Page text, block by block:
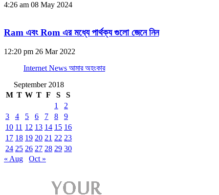
4:26 am 08 May 2024
Ram এবং Rom এর মধ্যে পার্থক্য গুলো জেনে নিন
12:20 pm 26 Mar 2022
Internet News আমার অহংকার
September 2018
M T W T F S
S
1
2
3
4 5 6 7 8
9
10 11 12 13 14 15 16
17 18 19 20 21 22 23
24 25 26 27 28 29 30
« Aug
Oct »